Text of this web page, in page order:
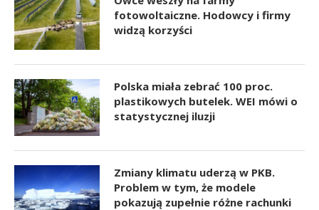
fotowoltaiczne. Hodowcy i firmy
widzą korzyści
Polska miała zebrać 100 proc.
plastikowych butelek. WEI mówi o
statystycznej iluzji
Zmiany klimatu uderzą w PKB.
Problem w tym, że modele
pokazują zupełnie różne rachunki